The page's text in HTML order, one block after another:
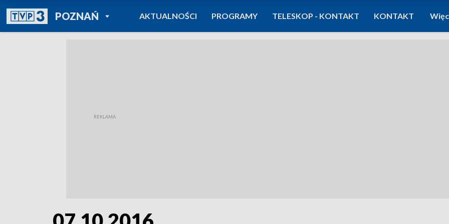
POZNAŃPOWRÓT DO
TVP REGIONY
AKTUALNOŚCI PROGRAMY TELESKOP - KONTAKT KONTAKT